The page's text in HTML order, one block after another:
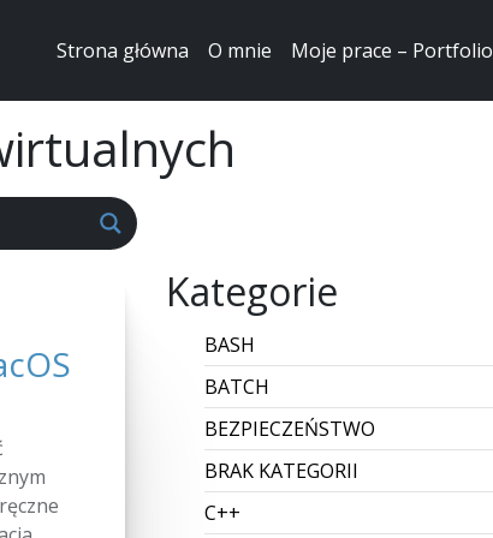
Strona główna O mnie Moje prace – Portfolio
Kategorie
BASH
BATCH
BEZPIECZEŃSTWO
BRAK KATEGORII
C++